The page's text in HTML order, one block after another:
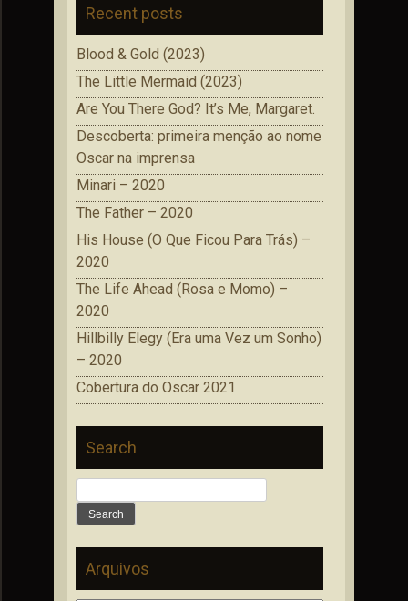
Recent posts
Blood & Gold (2023)
The Little Mermaid (2023)
Are You There God? It’s Me, Margaret.
Descoberta: primeira menção ao nome
Oscar na imprensa
Minari – 2020
The Father – 2020
His House (O Que Ficou Para Trás) –
2020
The Life Ahead (Rosa e Momo) –
2020
Hillbilly Elegy (Era uma Vez um Sonho)
– 2020
Cobertura do Oscar 2021
Search
for:
Arquivos